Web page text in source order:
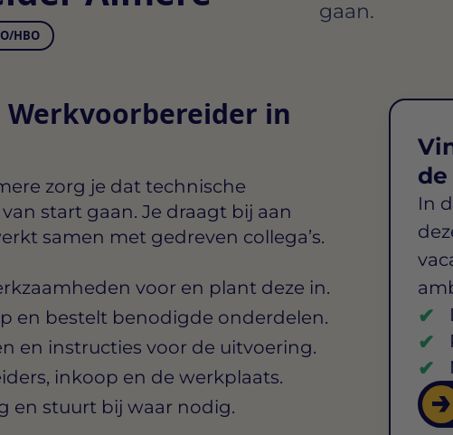
HBO
gaan.
Werkvoorbereider in
zorg je dat technische
start gaan. Je draagt bij aan
samen met gedreven collega’s.
voor en plant deze in.
en bestelt benodigde onderdelen.
en instructies voor de uitvoering.
inkoop en de werkplaats.
en stuurt bij waar nodig.
In